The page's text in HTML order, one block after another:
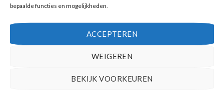
bepaalde functies en mogelijkheden.
ACCEPTEREN
WEIGEREN
BEKIJK VOORKEUREN
Deze reiswebsite biedt een breed assortiment aan
vakantiepakketten naar Santorini, die voldoen aan
resorts en appartementen, de overvloed aan